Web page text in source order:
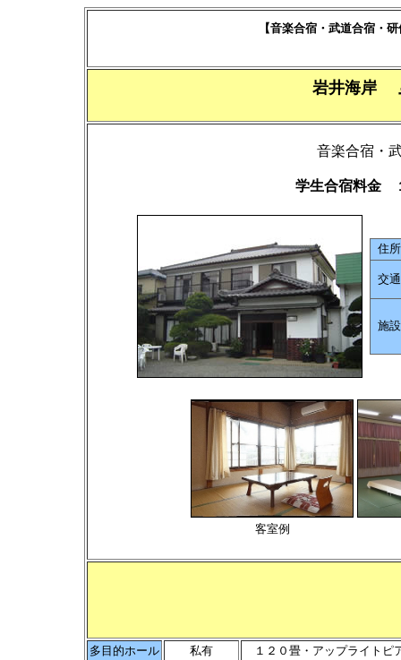
【音楽合宿・武道合宿
岩井海岸
音楽合宿・
学生合宿料金
住所
交通
施設
客室例
多目的ホール 私有
１２０畳・アップライトピ